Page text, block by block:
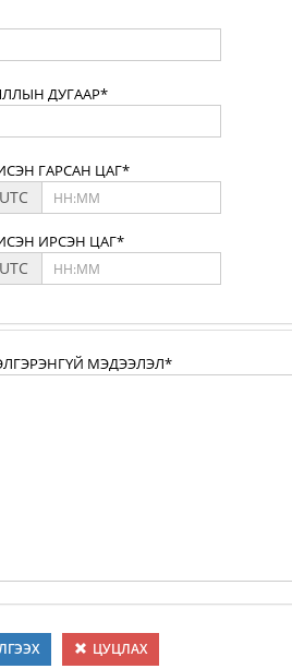
ДУГААР*
ГАРСАН ЦАГ*
UTC
ИРСЭН ЦАГ*
UTC
МЭДЭЭЛЭЛ*
ЦУЦЛАХ